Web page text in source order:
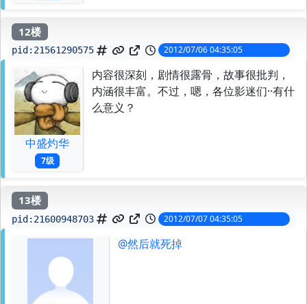
12楼
pid: 21561290575 2012/07/06 04:35:05
中盛灼华
7级
内容很深刻，剧情很露骨，故事很批判，
内涵很丰富。不过，嗯，各位影迷们··有什
么意义？
13楼
pid: 21600948703 2012/07/07 04:35:05
@然后就死掉